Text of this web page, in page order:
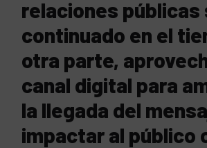
relaciones públicas
continuado en el
otra parte,
canal digital para
la llegada del
impactar al público